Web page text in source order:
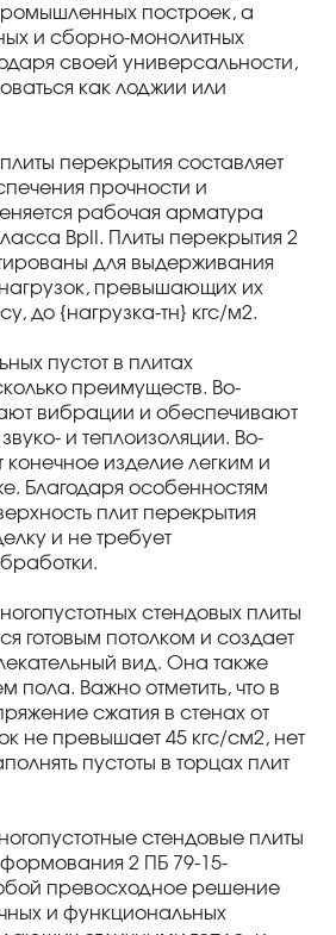
построек, а
и сборно-монолитных
своей универсальности,
как лоджии или
перекрытия составляет
прочности и
рабочая арматура
BpII. Плиты перекрытия 2
для выдерживания
превышающих их
до {нагрузка-тн} кгс/м2.
пустот в плитах
преимуществ. Во-
вибрации и обеспечивают
и теплоизоляции. Во-
конечное изделие легким и
Благодаря особенностям
плит перекрытия
и не требует
стендовых плиты
готовым потолком и создает
вид. Она также
пола. Важно отметить, что в
сжатия в стенах от
не превышает 45 кгс/см2, нет
пустоты в торцах плит
стендовые плиты
2 ПБ 79-15-
превосходное решение
и функциональных